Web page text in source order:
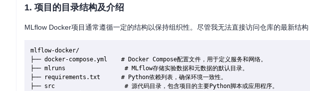
1. 项目的目录结构及介绍
MLflow Docker项目通常遵循一定的结构以保持组织性。尽管我无法直接访问仓库的最新结
mlflow-docker/
├── docker-compose.yml    # Docker Compose配置文件，用于定义服务和网络。
├── mlruns                 # MLflow存储实验数据和元数据的默认目录。
├── requirements.txt      # Python依赖列表，确保环境一致性。
├── src                    # 源代码目录，包含项目的主要Python脚本或应用程序。